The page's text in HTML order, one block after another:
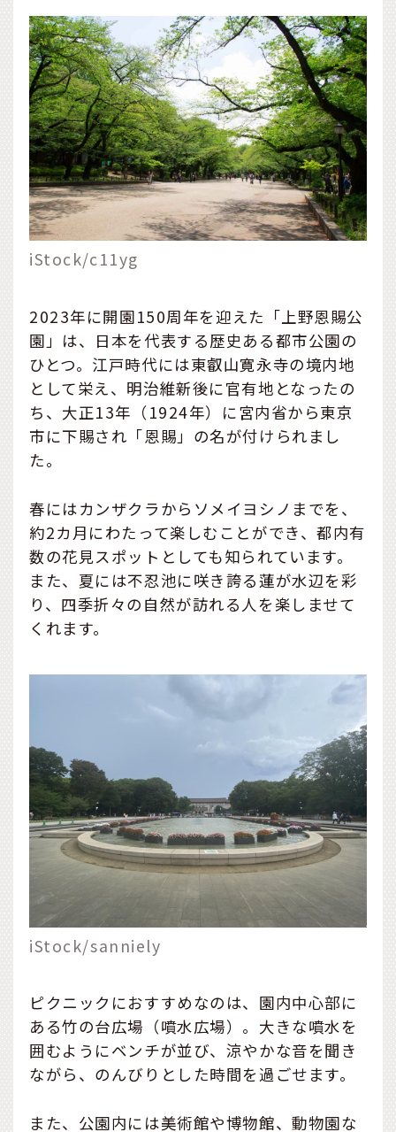
iStock/c11yg
2023年に開園150周年を迎えた「上野恩賜公
園」は、日本を代表する歴史ある都市公園の
ひとつ。江戸時代には東叡山寛永寺の境内地
として栄え、明治維新後に官有地となったの
ち、大正13年（1924年）に宮内省から東京
市に下賜され「恩賜」の名が付けられまし
た。
春にはカンザクラからソメイヨシノまでを、
約2カ月にわたって楽しむことができ、都内有
数の花見スポットとしても知られています。
また、夏には不忍池に咲き誇る蓮が水辺を彩
り、四季折々の自然が訪れる人を楽しませて
くれます。
iStock/sanniely
ピクニックにおすすめなのは、園内中心部に
ある竹の台広場（噴水広場）。大きな噴水を
囲むようにベンチが並び、涼やかな音を聞き
ながら、のんびりとした時間を過ごせます。
また、公園内には美術館や博物館、動物園な